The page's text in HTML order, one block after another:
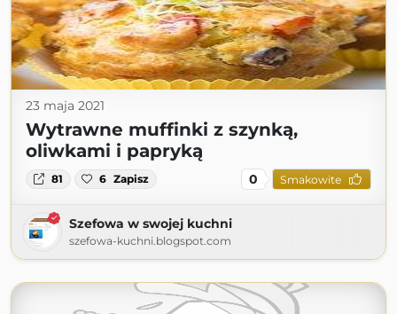
23 maja 2021
Wytrawne muffinki z szynką,
oliwkami i papryką
81 6 Zapisz 0 Smakowite
Szefowa w swojej kuchni
szefowa-kuchni.blogspot.com